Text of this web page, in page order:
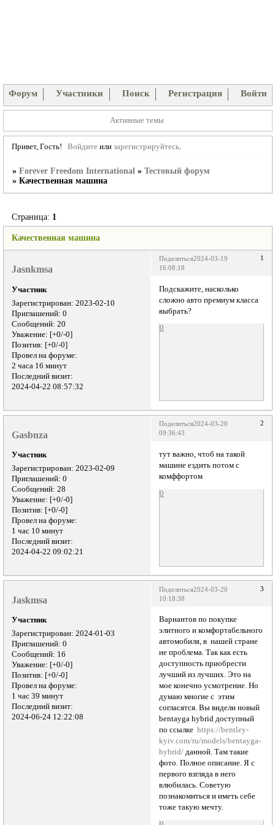
Форум Участники Поиск Регистрация Войти
Активные темы
Привет, Гость! Войдитеили зарегистрируйтесь.
» Forever Freedom International » Тестовый форум
» Качественная машина
Качественная машина
Страница: 1
Поделиться 1
2024-03-19
16:08:18
Jasnkmsa
Участник
Зарегистрирован: 2023-02-10
Приглашений: 0
Сообщений: 20
Уважение: [+0/-0]
Позитив: [+0/-0]
Провел на форуме:
2 часа 16 минут
Последний визит:
2024-04-22 08:57:32
Подскажите, насколько
сложно авто премиум класса
выбрать?
0
Поделиться 2
2024-03-20
09:36:43
Gasbnza
Участник
Зарегистрирован: 2023-02-09
Приглашений: 0
Сообщений: 28
Уважение: [+0/-0]
Позитив: [+0/-0]
Провел на форуме:
1 час 10 минут
Последний визит:
2024-04-22 09:02:21
тут важно, чтоб на такой
машине ездить потом с
комффортом
0
Поделиться 3
2024-03-20
10:18:38
Jaskmsa
Участник
Зарегистрирован: 2024-01-03
Приглашений: 0
Сообщений: 16
Уважение: [+0/-0]
Позитив: [+0/-0]
Провел на форуме:
1 час 39 минут
Последний визит:
2024-06-24 12:22:08
Вариантов по покупке
элитного и комфортабельного
автомобиля, в нашей стране
не проблема. Так как есть
доступность приобрести
лучший из лучших. Это на
мое конечно усмотрение. Но
думаю многие с этим
согласятся. Вы видели новый
bentayga hybrid доступный
по ссылкеhttps://bentley-
kyiv.com/ru/models/bentayga-
hybrid/ данной. Там такие
фото. Полное описание. Я с
первого взгляда в него
влюбилась. Советую
познакомиться и иметь себе
тоже такую мечту.